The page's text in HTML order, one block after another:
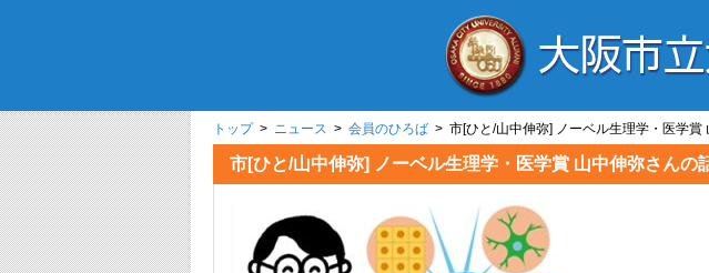
トップ> ニュース > 会員のひろば > 市[ひと/山中伸弥] ノーベル生理学・医
市[ひと/山中伸弥] ノーベル生理学・医学賞 山中伸弥